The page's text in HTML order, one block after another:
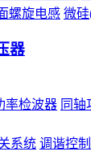
螺旋电感 微
器
率检波器 同轴
系统 调谐控